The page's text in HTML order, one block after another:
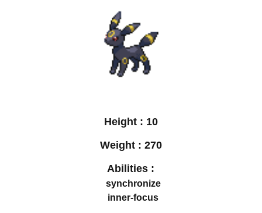
Height : 10
Weight : 270
Abilities :
synchronize
inner-focus